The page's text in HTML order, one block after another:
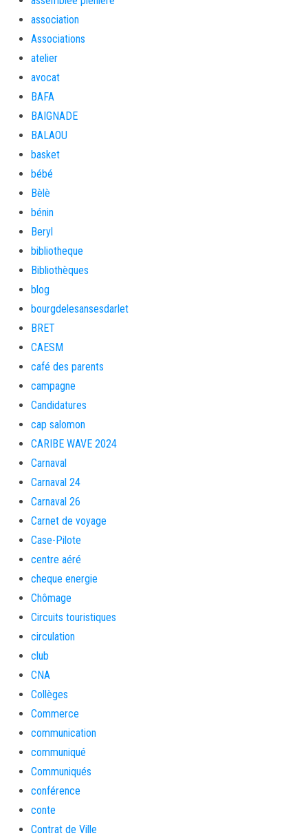
association
Associations
atelier
avocat
BAFA
BAIGNADE
BALAOU
basket
bébé
Bèlè
bénin
Beryl
bibliotheque
Bibliothèques
blog
bourgdelesansesdarlet
BRET
CAESM
café des parents
campagne
Candidatures
cap salomon
CARIBE WAVE 2024
Carnaval
Carnaval 24
Carnaval 26
Carnet de voyage
Case-Pilote
centre aéré
cheque energie
Chômage
Circuits touristiques
circulation
club
CNA
Collèges
Commerce
communication
communiqué
Communiqués
conférence
conte
Contrat de Ville